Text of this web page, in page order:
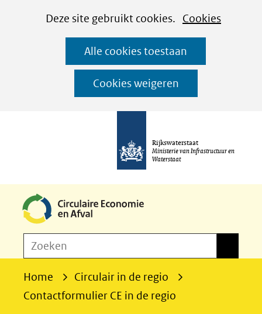
CookiesDeze site gebruikt cookies. Cookies
worden
toegestaan
geweigerd.
Alle cookies toestaan
Cookies weigeren
Ga
naar
de
inhoud
Rijkswaterstaat
Ministerie van Infrastructuur en
Waterstaat
o
Zoeken
Home
Circulair in de regio
Contactformulier CE in de regio